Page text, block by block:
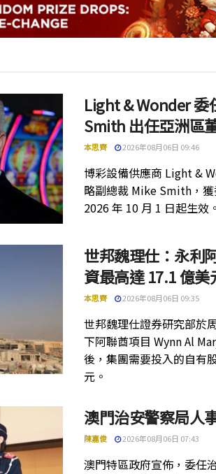
Light & Wonder 委
Smith 出任亞洲區
本思齊 2026年08月06日 09:46
博彩設備供應商 Light &
略副總裁 Mike Smith，
2026 年 10 月 1 日起生效。
世邦魏理仕：永利
資最高達 17.1 億美
本思齊 2026年08月06日 09:35
世邦魏理仕證券研究部於
下阿聯酋項目 Wynn Al
後，集團需要投入的自有
元。
澳門治安警察局人
陳嘉俊 2026年08月06日 07:43
澳門特區政府宣佈，委任